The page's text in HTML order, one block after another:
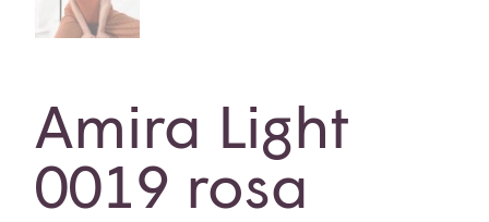
Amira Light
0019 rosa